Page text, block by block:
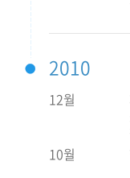
2010
12월
10월